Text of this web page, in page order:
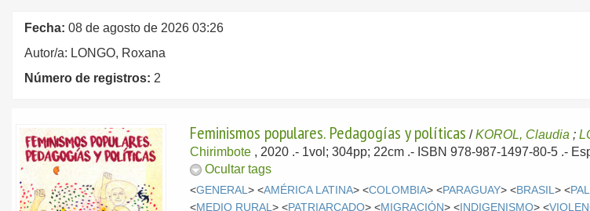
Fecha: 08 de agosto de 2026 03:26
Autor/a: LONGO, Roxana
Número de registros: 2
Feminismos populares. Pedagogías y políticas /KOROL, Claudia ;
Chirimbote , 2020 .- 1vol; 304pp; 22cm .- ISBN 978-987-1497-80-5 .-
Ocultar tags
<GENERAL> <AMÉRICA LATINA> <COLOMBIA> <PARAGUAY> <BRASIL> <
<MEDIO RURAL> <PATRIARCADO> <MIGRACIÓN> <INDIGENISMO> <